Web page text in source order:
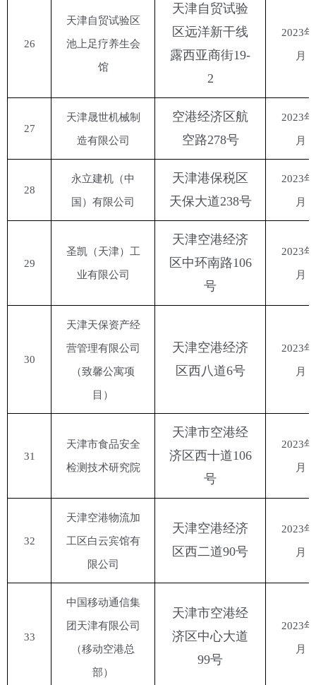
26
天津自贸试验区
池上足疗养生会
馆
天津自贸试验
区远洋新干线
露西亚商街19-
2
2023
月
27
天津晟世机械制
造有限公司
空港经济区航
空路278号
2023
月
28
永立建机（中
国）有限公司
天津港保税区
天保大道238号
2023
月
29
圣凯（天津）工
业有限公司
天津空港经济
区中环南路106
号
2023
月
30
天津天保资产经
营管理有限公司
（致馨公寓项
目）
天津空港经济
区西八道6号
2023
月
31
天津市食品安全
检测技术研究院
天津市空港经
济区西十道106
号
2023
月
32
天津空港物流加
工区白云宾馆有
限公司
天津空港经济
区西二道90号
2023
月
33
中国移动通信集
团天津有限公司
（移动空港总
部）
天津市空港经
济区中心大道
99号
2023
月